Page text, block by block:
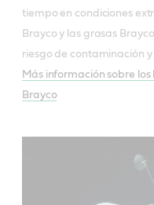
tiempo en condiciones
Brayco y las grasas
riesgo de contaminación y
Más información sobre
Brayco